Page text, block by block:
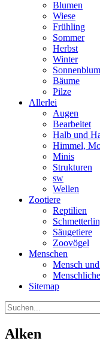
Blumen
Wiese
Frühling
Sommer
Herbst
Winter
Bäume
Pilze
Allerlei
Augen
Bearbeitet
Halb und
Himmel,
Minis
Strukturen
sw
Wellen
Zootiere
Reptilien
Säugetiere
Zoovögel
Menschen
Mensch
Sitemap
Alken